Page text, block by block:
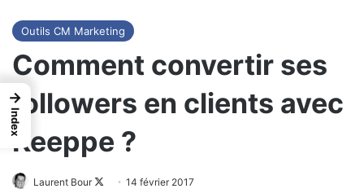
Outils CM Marketing
Comment convertir ses
followers en clients avec
Keeppe ?
Laurent Bour
Follow14 février 2017
→
Index